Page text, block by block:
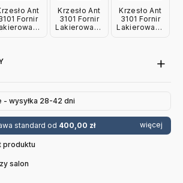
Ant
Fornir
Krzesło Ant
3101 Fornir
Lakierowany
Krzesło Ant
3101 Fornir
Lakierowany
- wysyłka 28-42 dni
standard od 400,00 zł więcej
produktu
salon